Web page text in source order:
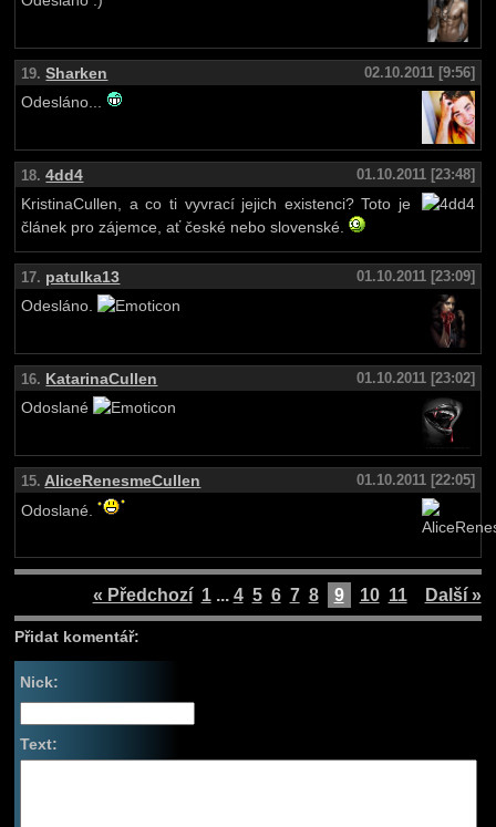
19. Sharken
02.10.2011 [9:56]
Odesláno...
18. 4dd4
01.10.2011 [23:48]
KristinaCullen, a co ti vyvrací jejich existenci? Toto je
článek pro zájemce, ať české nebo slovenské.
17. patulka13
01.10.2011 [23:09]
Odesláno.
16. KatarinaCullen
01.10.2011 [23:02]
Odoslané
15. AliceRenesmeCullen
01.10.2011 [22:05]
Odoslané.
« Předchozí 1... 4 5 6 7 8 9 10 11 Další »
Přidat komentář:
Nick:
Text: